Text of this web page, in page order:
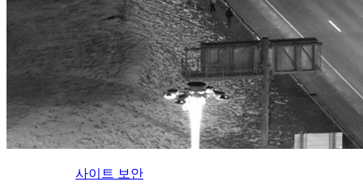
사이트 보안